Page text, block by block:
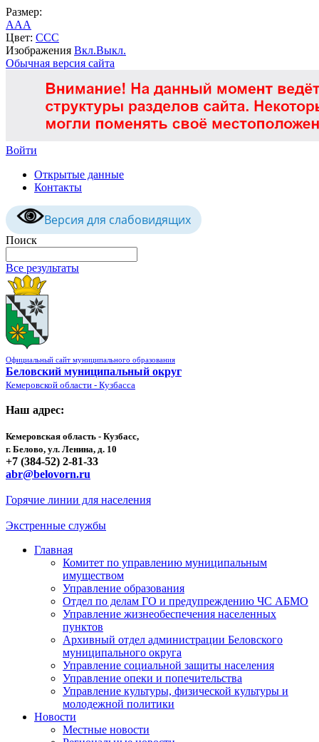
Размер:
AAA
Цвет: CCC
Изображения Вкл.Выкл.
Обычная версия сайта
Войти
Открытые данные
Контакты
Версия для слабовидящих
Поиск
Все результаты
Официальный сайт муниципального образования
Беловский муниципальный округ
Кемеровской области - Кузбасса
Наш адрес:
Кемеровская область - Кузбасс,
г. Белово, ул. Ленина, д. 10
+7 (384-52) 2-81-33
abr@belovorn.ru
Горячие линии для населения
Экстренные службы
Главная
Комитет по управлению муниципальным
имуществом
Управление образования
Отдел по делам ГО и предупреждению ЧС АБМО
Управление жизнеобеспечения населенных
пунктов
Архивный отдел администрации Беловского
муниципального округа
Управление социальной защиты населения
Управление опеки и попечительства
Управление культуры, физической культуры и
молодежной политики
Новости
Местные новости